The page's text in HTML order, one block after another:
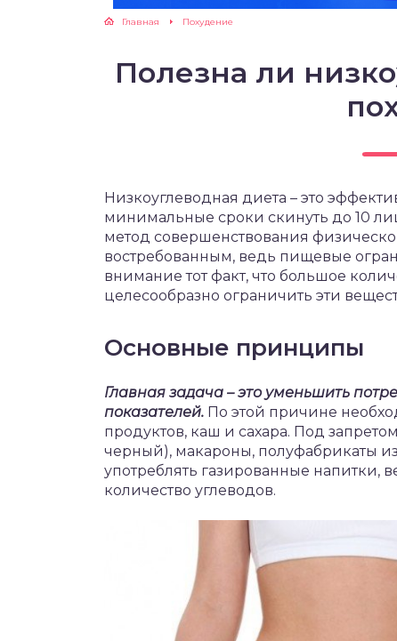
Главная Похудение
Полезна ли
Низкоуглеводная диета – это
минимальные сроки скинуть до 10
метод совершенствования
востребованным, ведь пищевые
внимание тот факт, что большое
целесообразно ограничить эти
Основные принципы
Главная задача – это уменьшить
показателей. По этой причине
продуктов, каш и сахара. Под
черный), макароны, полуфабрикаты из
употреблять газированные напитки,
количество углеводов.